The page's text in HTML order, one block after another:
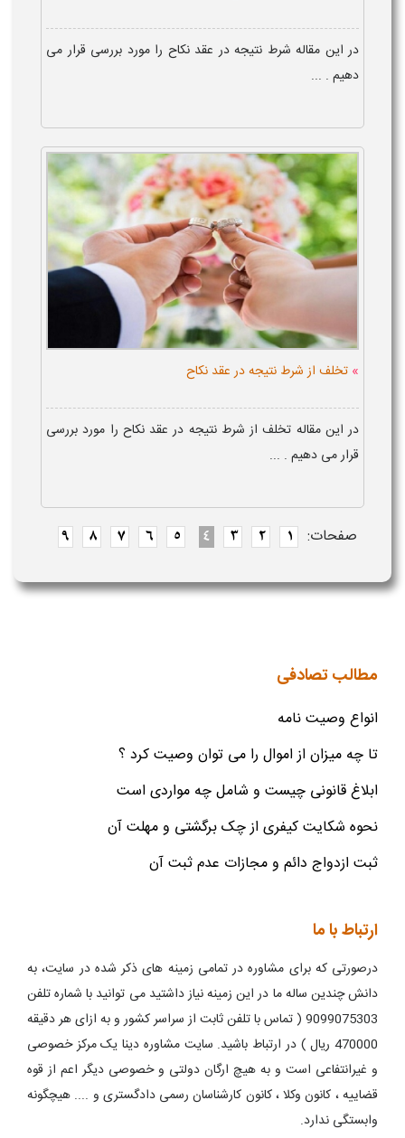
در این مقاله شرط نتیجه در عقد نکاح را مورد بررسی قرار می
دهیم . ...
» تخلف از شرط نتیجه در عقد نکاح
در این مقاله تخلف از شرط نتیجه در عقد نکاح را مورد بررسی
قرار می دهیم . ...
صفحات: 1
2
3
4
5
6
7
8
9
مطالب تصادفی
انواع وصیت نامه
تا چه میزان از اموال را می توان وصیت کرد ؟
ابلاغ قانونی چیست و شامل چه مواردی است
نحوه شکایت کیفری از چک برگشتی و مهلت آن
ثبت ازدواج دائم و مجازات عدم ثبت آن
ارتباط با ما
درصورتی که برای مشاوره در تمامی زمینه های ذکر شده در سایت، به
دانش چندین ساله ما در این زمینه نیاز داشتید می توانید با شماره تلفن
9099075303 ( تماس با تلفن ثابت از سراسر کشور و به ازای هر دقیقه
470000 ریال ) در ارتباط باشید. سایت مشاوره دینا یک مرکز خصوصی
و غیرانتفاعی است و به هیچ ارگان دولتی و خصوصی دیگر اعم از قوه
قضاییه ، کانون وکلا ، کانون کارشناسان رسمی دادگستری و .... هیچگونه
وابستگی ندارد.